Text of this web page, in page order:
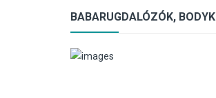
BABARUGDALÓZÓK, BODYK